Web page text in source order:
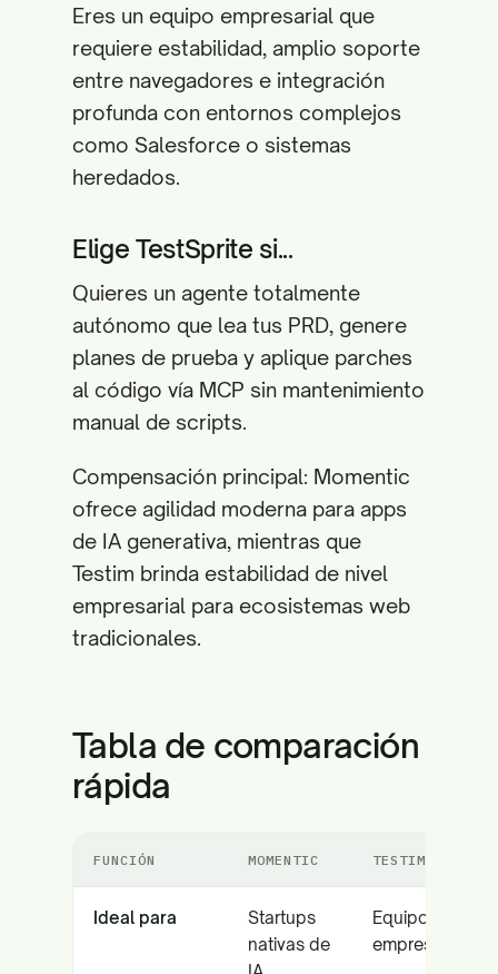
Eres un equipo empresarial que
requiere estabilidad, amplio soporte
entre navegadores e integración
profunda con entornos complejos
como Salesforce o sistemas
heredados.
Elige TestSprite si...
Quieres un agente totalmente
autónomo que lea tus PRD, genere
planes de prueba y aplique parches
al código vía MCP sin mantenimiento
manual de scripts.
Compensación principal: Momentic
ofrece agilidad moderna para apps
de IA generativa, mientras que
Testim brinda estabilidad de nivel
empresarial para ecosistemas web
tradicionales.
Tabla de comparación
rápida
FUNCIÓN MOMENTIC TESTIM
Ideal para
Startups
nativas de
Equipos de QA
empresariales